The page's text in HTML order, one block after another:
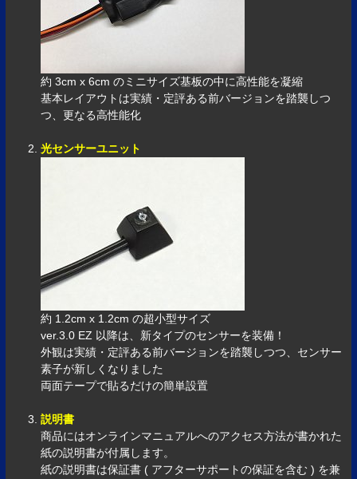
約 3cm x 6cm のミニサイズ基板の中に高性能を凝縮
基本レイアウトは実績・定評ある前バージョンを踏襲しつ
つ、更なる高性能化
光センサーユニット
約 1.2cm x 1.2cm の超小型サイズ
ver.3.0 EZ 以降は、新タイプのセンサーを装備！
外観は実績・定評ある前バージョンを踏襲しつつ、センサー
素子が新しくなりました
両面テープで貼るだけの簡単設置
説明書
商品にはオンラインマニュアルへのアクセス方法が書かれた
紙の説明書が付属します。
紙の説明書は保証書 ( アフターサポートの保証を含む ) を兼